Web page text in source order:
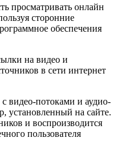
просматривать онлайн
сторонние
обеспечения
на видео и
в сети интернет
видео-потоками и аудио-
установленный на сайте.
и воспроизводится
пользователя